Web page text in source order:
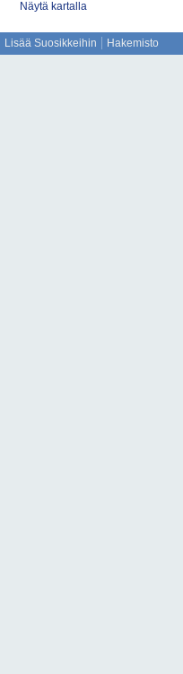
Näytä kartalla
Lisää Suosikkeihin Hakemisto